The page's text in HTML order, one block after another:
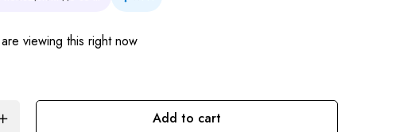
viewing this right now
Add to cart